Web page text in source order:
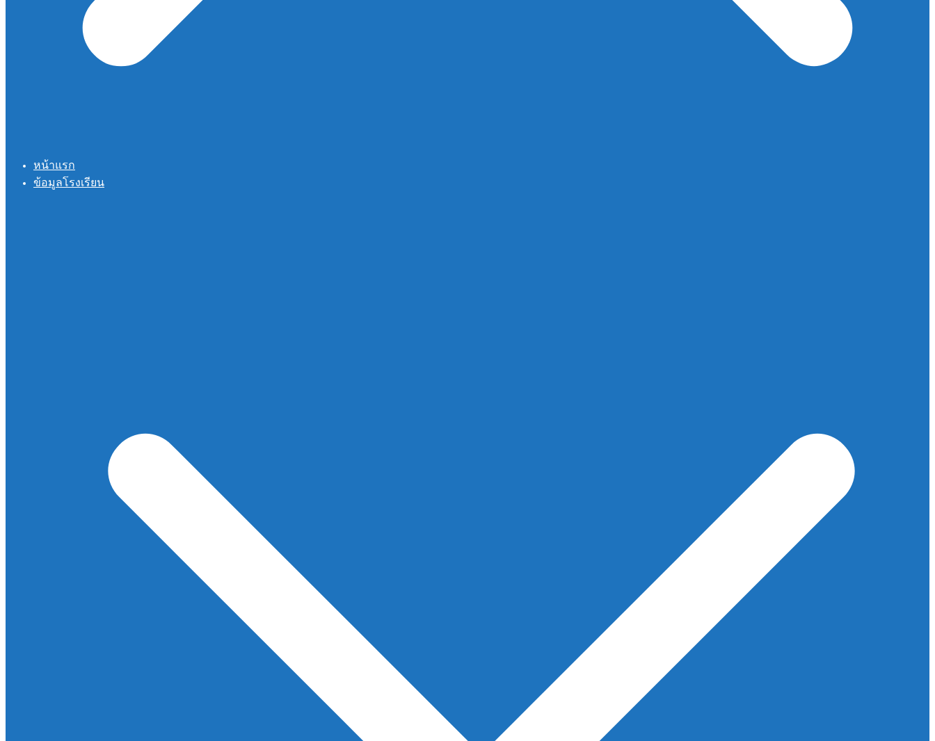
หน้าแรก
ข้อมูลโรงเรียน